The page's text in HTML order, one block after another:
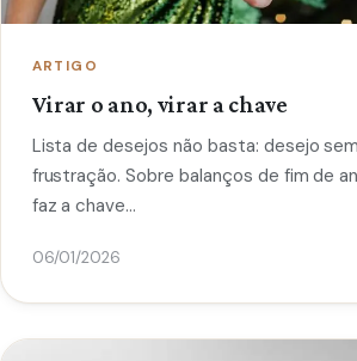
ARTIGO
Virar o ano, virar a chave
Lista de desejos não basta: desejo
frustração. Sobre balanços de fim de
faz a chave…
06/01/2026